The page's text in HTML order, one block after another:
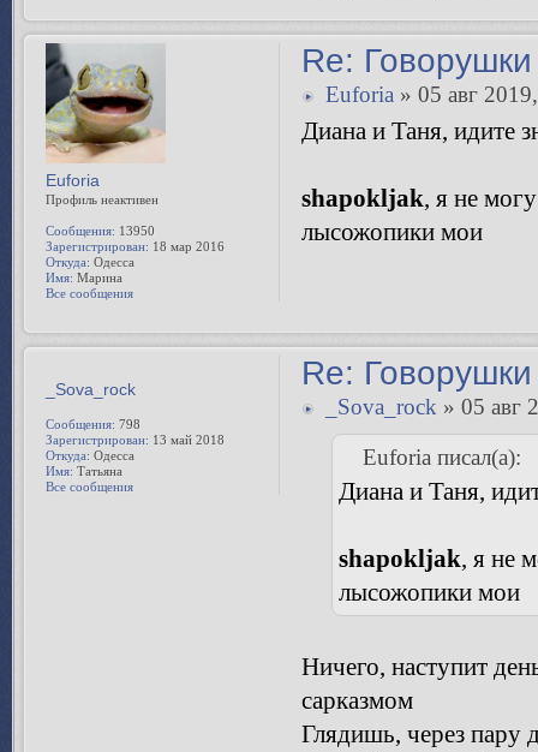
Re:
Euforia» 05 авг
Диана и Таня, идите
shapokljak, я не
лысожопики мои
Euforia
Профиль неактивен
Сообщения: 13950
Зарегистрирован: 18 мар 2016
Откуда: Одесса
Имя: Марина
Все сообщения
Re:
_Sova_rock» 05 авг
Euforia писал(а):
Диана и Таня,
shapokljak, я не
лысожопики мои
Ничего, наступит
сарказмом
Глядишь, через пару
_Sova_rock